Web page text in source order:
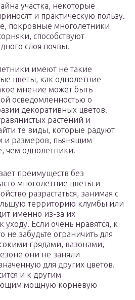
участка, некоторые
и практическую пользу.
покровные многолетники
способствуют
слоя почвы.
имеют не такие
цветы, как однолетние
мнение может быть
осведомленностью о
декоративных цветов.
растений и
те виды, которые радуют
и размеров, пьянящим
чем однолетники.
преимуществ без
многолетние цветы и
разрастаться, занимая с
территорию клумбы или
именно из-за их
уходу. Если очень нравятся, к
забудьте ограничить для
грядами, вазонами,
они не заняли
для других цветов.
и к другим
мощную корневую